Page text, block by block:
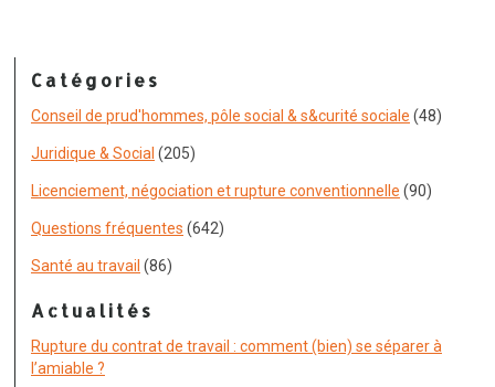
Catégories
Conseil de prud'hommes, pôle social & s&curité sociale (48)
Juridique & Social (205)
Licenciement, négociation et rupture conventionnelle (90)
Questions fréquentes (642)
Santé au travail (86)
Actualités
Rupture du contrat de travail : comment (bien) se séparer à
l’amiable ?